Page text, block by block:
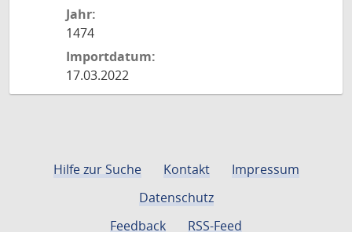
Jahr:
1474
Importdatum:
17.03.2022
Hilfe zur Suche Kontakt
Impressum
Datenschutz
Feedback
RSS-Feed